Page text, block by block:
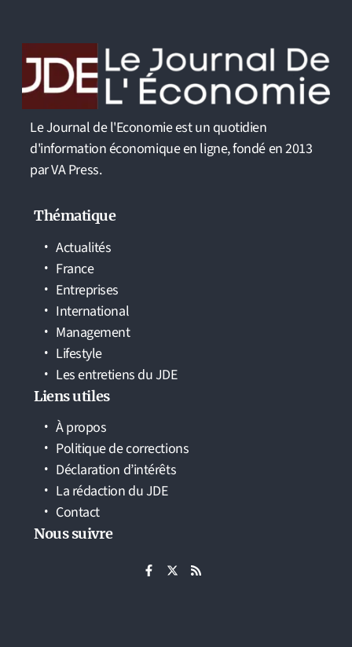
Le Journal de l'Economie est un quotidien
d'information économique en ligne, fondé en 2013
par VA Press.
Thématique
Actualités
France
Entreprises
International
Management
Lifestyle
Les entretiens du JDE
Liens utiles
À propos
Politique de corrections
Déclaration d’intérêts
La rédaction du JDE
Contact
Nous suivre